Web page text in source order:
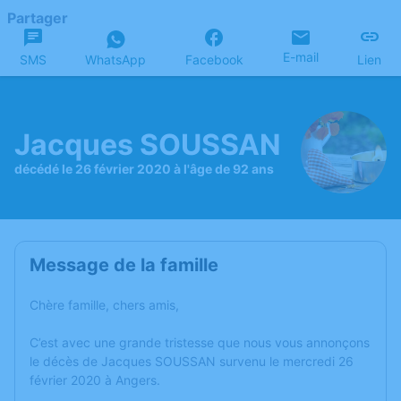
Partager
SMS WhatsApp Facebook E-mail Lien
Jacques SOUSSAN
décédé le 26 février 2020 à l'âge de 92 ans
Message de la famille
Chère famille, chers amis,
C’est avec une grande tristesse que nous vous annonçons
le décès de Jacques SOUSSAN survenu le mercredi 26
février 2020 à Angers.